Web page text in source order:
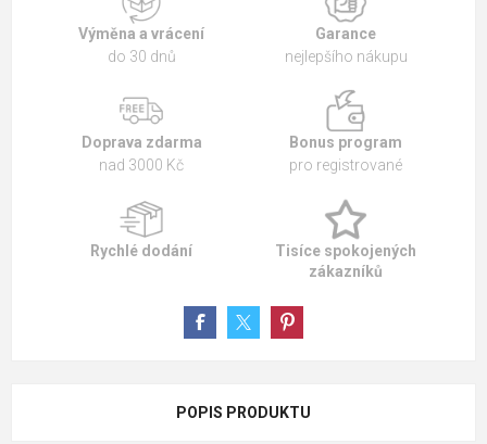
Výměna a vrácení
do 30 dnů
Garance
nejlepšího nákupu
Doprava zdarma
nad 3000 Kč
Bonus program
pro registrované
Rychlé dodání
Tisíce spokojených
zákazníků
POPIS PRODUKTU